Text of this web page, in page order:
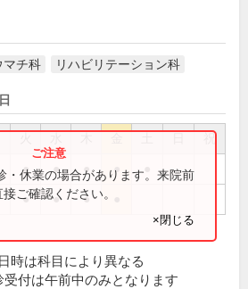
マチ科 リハビリテーション科
祝
● ● ● ●
● ● ●
・休業の場合があります。来院前
ご確認ください。
×閉じる
時は科目により異なる
付は午前中のみとなります